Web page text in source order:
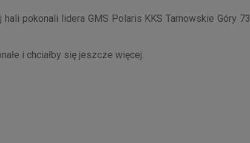
pokonali lidera GMS Polaris KKS Tarnowskie Góry 73
i chciałby się jeszcze więcej.